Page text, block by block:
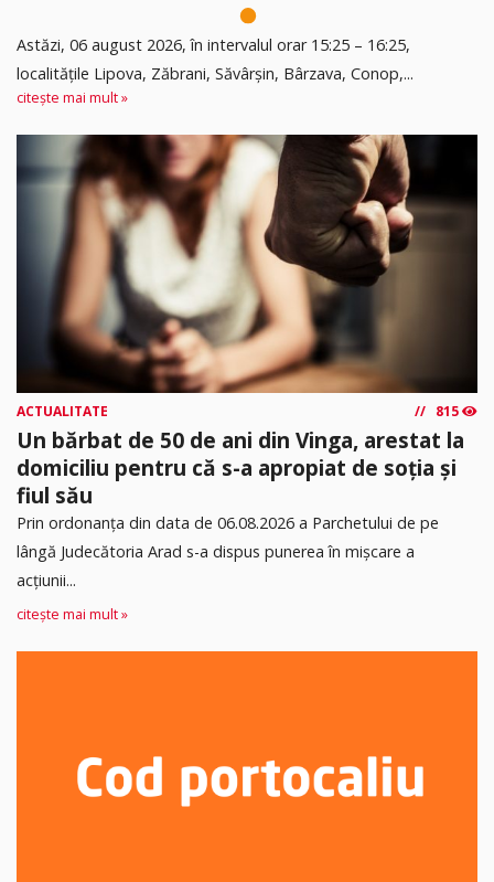
Astăzi, 06 august 2026, în intervalul orar 15:25 – 16:25,
localitățile Lipova, Zăbrani, Săvârșin, Bârzava, Conop,...
citește mai mult »
ACTUALITATE 815
Un bărbat de 50 de ani din Vinga, arestat la
domiciliu pentru că s-a apropiat de soția și
fiul său
Prin ordonanța din data de 06.08.2026 a Parchetului de pe
lângă Judecătoria Arad s-a dispus punerea în mişcare a
acţiunii...
citește mai mult »